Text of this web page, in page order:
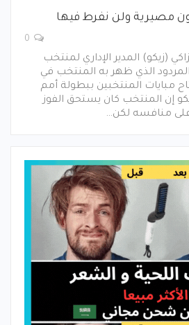
مصيرية ولن نفرط فيها
(زيكو) المدير الإداري لمنتخب
الذي ظهر به المنتخب في
مبايات المنتخبين ببطولة أمم
إن المنتخب كان يستحق الفوز
منافسه لكن…